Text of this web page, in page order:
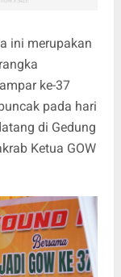
ini merupakan
ke-37
pada hari
di Gedung
Ketua GOW